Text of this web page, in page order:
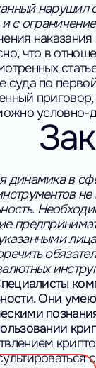
нарушил
и с
что в
суда по
условно-
динамика в
Они